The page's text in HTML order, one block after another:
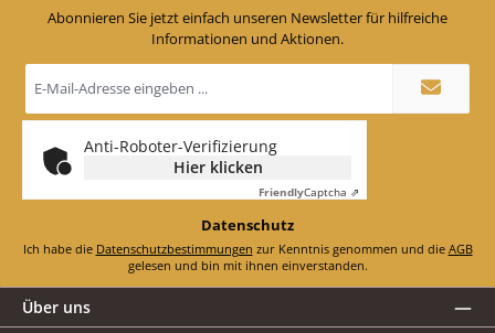
Abonnieren Sie jetzt einfach unseren Newsletter für hilfreiche
Informationen und Aktionen.
Mail-
*
Anti-Roboter-Verifizierung
Hier klicken
FriendlyCaptcha ⇗
Datenschutz
Ich habe die Datenschutzbestimmungen zur Kenntnis genommen und die AGB
gelesen und bin mit ihnen einverstanden.
Über uns